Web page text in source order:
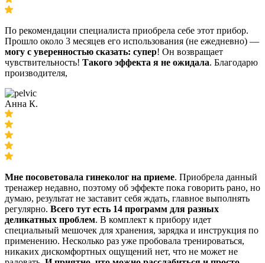
По рекомендации специалиста приобрела себе этот прибор.
Прошло около 3 месяцев его использования (не ежедневно) —
могу с уверенностью сказать: супер! Он возвращает
чувствительность! Такого эффекта я не ожидала. Благодарю
производителя,
Анна К.
Мне посоветовала гинеколог на приеме. Приобрела данный
тренажер недавно, поэтому об эффекте пока говорить рано, но
думаю, результат не заставит себя ждать, главное выполнять
регулярно. Всего тут есть 14 программ для разных
деликатных проблем. В комплект к прибору идет
специальный мешочек для хранения, зарядка и инструкция по
применению. Несколько раз уже пробовала тренироваться,
никаких дискомфортных ощущений нет, что не может не